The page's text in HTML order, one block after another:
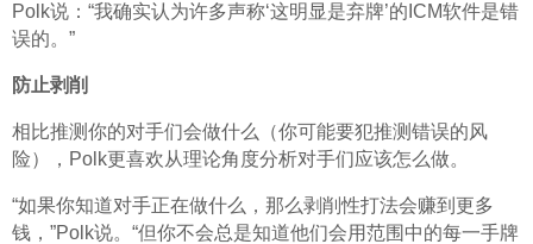
Polk说：“我确实认为许多声称‘这明显是弃牌’的ICM软件是错
误的。”
防止剥削
相比推测你的对手们会做什么（你可能要犯推测错误的风
险），Polk更喜欢从理论角度分析对手们应该怎么做。
“如果你知道对手正在做什么，那么剥削性打法会赚到更多
钱，”Polk说。“但你不会总是知道他们会用范围中的每一手牌